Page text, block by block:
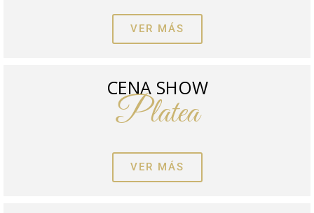
VER MÁS
CENA SHOW
Platea
VER MÁS